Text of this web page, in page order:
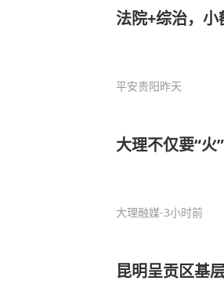
法院+综治，
平安贵阳昨天
大理不仅要“火
大理融媒-3小时前
昆明呈贡区基